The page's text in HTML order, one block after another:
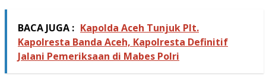
BACA JUGA : Kapolda Aceh Tunjuk Plt.
Kapolresta Banda Aceh, Kapolresta Definitif
Jalani Pemeriksaan di Mabes Polri